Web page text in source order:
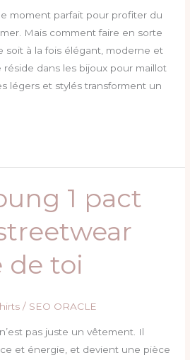
le moment parfait pour profiter du
Mais comment faire en sorte
soit à la fois élégant, moderne et
réside dans les bijoux pour maillot
légers et stylés transforment un
1 pact
de toi
/ SEO ORACLE
pas juste un vêtement. Il
et énergie, et devient une pièce